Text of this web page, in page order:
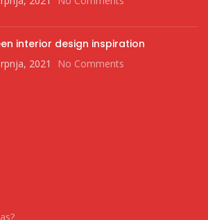
interior design inspiration
2021 No Comments